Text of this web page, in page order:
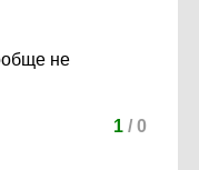
не
1/ 0